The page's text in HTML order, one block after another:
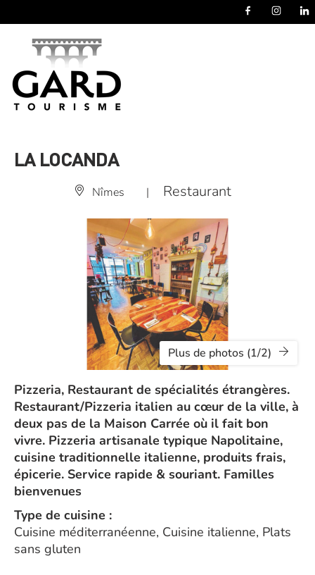
LA LOCANDA
Nîmes | Restaurant
Plus de photos (1/2)
Pizzeria, Restaurant de spécialités étrangères.
Restaurant/Pizzeria italien au cœur de la ville, à
deux pas de la Maison Carrée où il fait bon
vivre. Pizzeria artisanale typique Napolitaine,
cuisine traditionnelle italienne, produits frais,
épicerie. Service rapide & souriant. Familles
bienvenues
Type de cuisine :
Cuisine méditerranéenne, Cuisine italienne, Plats
sans gluten